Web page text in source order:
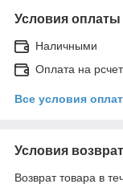
Условия оплаты
Наличными
Оплата на
Все условия
Условия
Возврат товара в